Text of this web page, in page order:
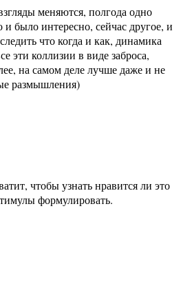
меняются, полгода одно
и было интересно, сейчас другое, и
что когда и как, динамика
эти коллизии в виде заброса,
на самом деле лучше даже и не
размышления)
чтобы узнать нравится ли это
формулировать.